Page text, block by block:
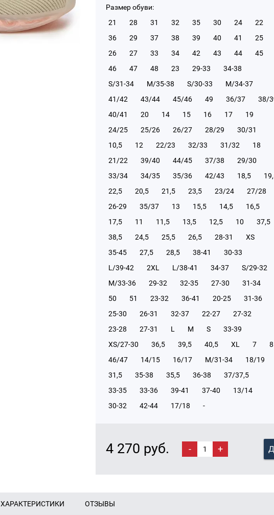
Размер обуви:
21
28 31 32 35 30 24
22
36
29 37 38 39 40 41
25
26
27 33 34 42 43 44
45
46
47 48 23 29-33
34-38
S/31-34
М/35-38 S/30-33
М/34-37
41/42
43/44 45/46 49 36/37
38/
40/41
20 14 15 16 17
19
24/25
25/26 26/27 28/29
30/31
10,5
12 22/23 32/33 31/32
18
21/22
39/40 44/45 37/38
29/30
33/34
34/35 35/36 42/43 18,5
22,5
20,5 21,5 23,5 23/24
27/28
26-29
35/37 13 15,5 14,5
16,5
17,5
11 11,5 13,5 12,5 10
37,5
38,5
24,5 25,5 26,5 28-31
XS
35-45
27,5 28,5 38-41
30-33
L/39-42
2XL L/38-41 34-37
S/29-32
М/33-36
29-32 32-35 27-30
31-34
50
51 23-32 36-41 20-25
31-36
25-30
26-31 32-37 22-27
27-32
23-28
27-31 L M S
33-39
XS/27-30
36,5 39,5 40,5 XL 7
8
46/47
14/15 16/17 М/31-34
18/19
31,5
35-38 35,5 36-38
37/37,5
33-35
33-36 39-41 37-40
13/14
30-32
42-44 17/18 -
4 270 руб. - +
ХАРАКТЕРИСТИКИ ОТЗЫВЫ